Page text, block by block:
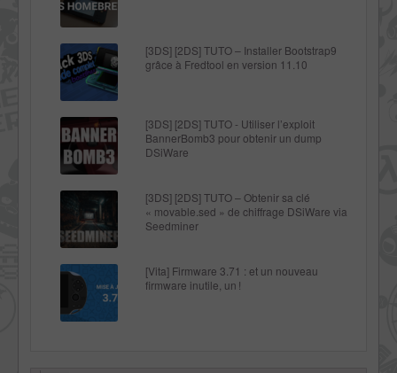
[3DS] [2DS] TUTO – Installer Bootstrap9
grâce à Fredtool en version 11.10
[3DS] [2DS] TUTO - Utiliser l’exploit
BannerBomb3 pour obtenir un dump
DSiWare
[3DS] [2DS] TUTO – Obtenir sa clé
« movable.sed » de chiffrage DSiWare via
Seedminer
[Vita] Firmware 3.71 : et un nouveau
firmware inutile, un !